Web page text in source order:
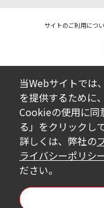
告なく改良及
ダウンロー
ファームウェ
コンの基本シ
ですから、デ
よって失敗し
しなくなりま
アデータの書
くなった場合
まして、有償
なお、BIOS/
サイトのご利用につ
当Webサイトでは
を提供するために
Cookieの使用に同
る」をクリックし
詳しくは、弊社の
ライバシーポリシ
ださい。